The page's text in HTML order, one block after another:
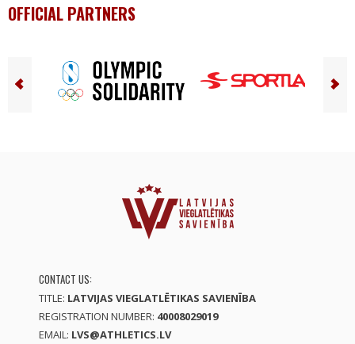
OFFICIAL PARTNERS
CONTACT US:
TITLE: LATVIJAS VIEGLATLĒTIKAS SAVIENĪBA
REGISTRATION NUMBER: 40008029019
EMAIL: LVS@ATHLETICS.LV